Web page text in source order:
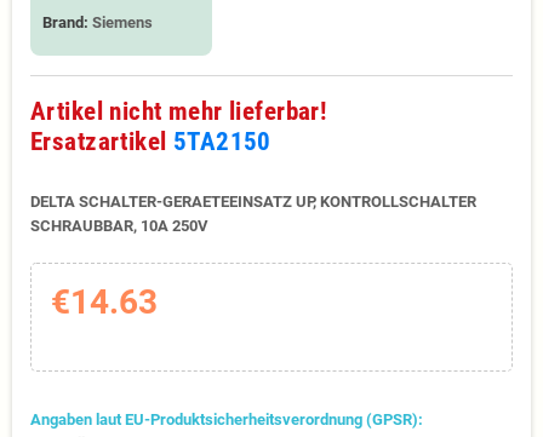
Brand: Siemens
Artikel nicht mehr lieferbar!
Ersatzartikel 5TA2150
DELTA SCHALTER-GERAETEEINSATZ UP, KONTROLLSCHALTER
SCHRAUBBAR, 10A 250V
€14.63
Angaben laut EU-Produktsicherheitsverordnung (GPSR):